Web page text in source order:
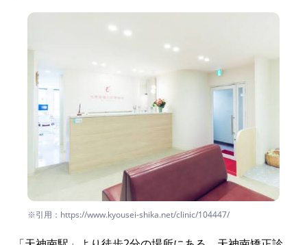
※引用：https://www.kyousei-shika.net/clinic/104447/